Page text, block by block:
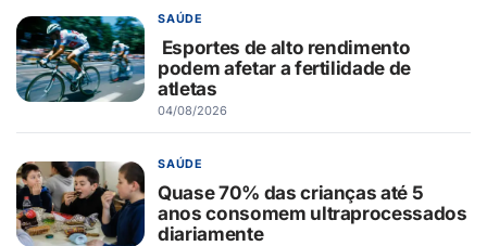
SAÚDE
Esportes de alto rendimento
podem afetar a fertilidade de
atletas
04/08/2026
SAÚDE
Quase 70% das crianças até 5
anos consomem ultraprocessados
diariamente